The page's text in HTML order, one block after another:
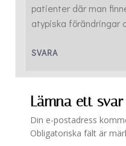
patienter där man
atypiska förändringar
SVARA
Lämna ett svar
Din e-postadress
Obligatoriska fält är